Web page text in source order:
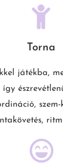
Torna
játékba,
így